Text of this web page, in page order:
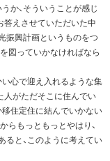
か、そういうことが感じ
答えさせていただいた中
振興計画というものをつ
図っていかなければなら
い心で迎え入れるような集
人がただそこに住んでい
住定住に結んでいかない
らもっともっとやはり、
と、このように考えてい